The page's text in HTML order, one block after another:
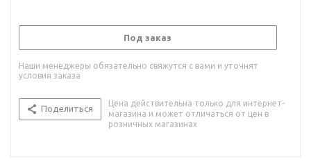
Под заказ
Наши менеджеры обязательно свяжутся с вами и уточнят
условия заказа
Поделиться
Цена действительна только для интернет-
магазина и может отличаться от цен в
розничных магазинах